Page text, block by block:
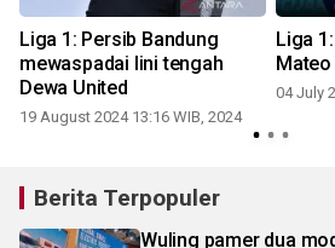
Liga 1: Persib Bandung
mewaspadai lini tengah
Dewa United
19 August 2024 13:16 WIB, 2024
Liga
04 July
Berita Terpopuler
Wuling pamer dua